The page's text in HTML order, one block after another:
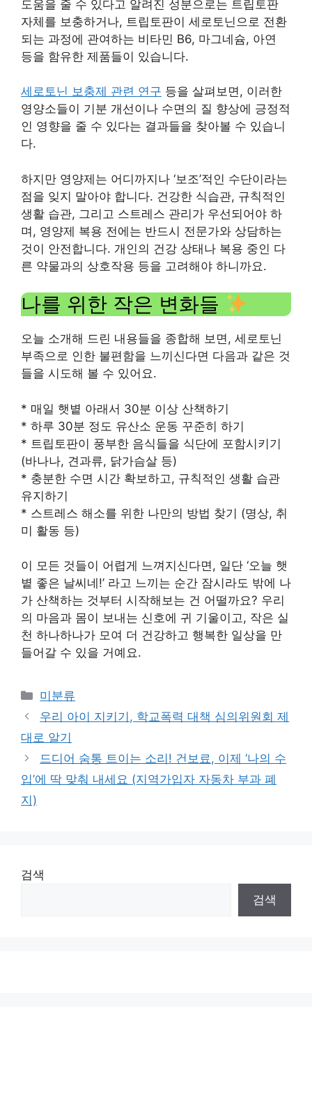
도움을 줄 수 있다고 알려진 성분으로는 트립토판
자체를 보충하거나, 트립토판이 세로토닌으로 전환
되는 과정에 관여하는 비타민 B6, 마그네슘, 아연
등을 함유한 제품들이 있습니다.
세로토닌 보충제 관련 연구 등을 살펴보면, 이러한
영양소들이 기분 개선이나 수면의 질 향상에 긍정적
인 영향을 줄 수 있다는 결과들을 찾아볼 수 있습니
다.
하지만 영양제는 어디까지나 ‘보조’적인 수단이라는
점을 잊지 말아야 합니다. 건강한 식습관, 규칙적인
생활 습관, 그리고 스트레스 관리가 우선되어야 하
며, 영양제 복용 전에는 반드시 전문가와 상담하는
것이 안전합니다. 개인의 건강 상태나 복용 중인 다
른 약물과의 상호작용 등을 고려해야 하니까요.
나를 위한 작은 변화들
오늘 소개해 드린 내용들을 종합해 보면, 세로토닌
부족으로 인한 불편함을 느끼신다면 다음과 같은 것
들을 시도해 볼 수 있어요.
* 매일 햇볕 아래서 30분 이상 산책하기
* 하루 30분 정도 유산소 운동 꾸준히 하기
* 트립토판이 풍부한 음식들을 식단에 포함시키기
(바나나, 견과류, 닭가슴살 등)
* 충분한 수면 시간 확보하고, 규칙적인 생활 습관
유지하기
* 스트레스 해소를 위한 나만의 방법 찾기 (명상, 취
미 활동 등)
이 모든 것들이 어렵게 느껴지신다면, 일단 ‘오늘 햇
볕 좋은 날씨네!’ 라고 느끼는 순간 잠시라도 밖에 나
가 산책하는 것부터 시작해보는 건 어떨까요? 우리
의 마음과 몸이 보내는 신호에 귀 기울이고, 작은 실
천 하나하나가 모여 더 건강하고 행복한 일상을 만
들어갈 수 있을 거예요.
Categories
미분류
우리 아이 지키기, 학교폭력 대책 심의위원회 제
대로 알기
드디어 숨통 트이는 소리! 건보료, 이제 ‘나의 수
입’에 딱 맞춰 내세요 (지역가입자 자동차 부과 폐
지)
검색
검색